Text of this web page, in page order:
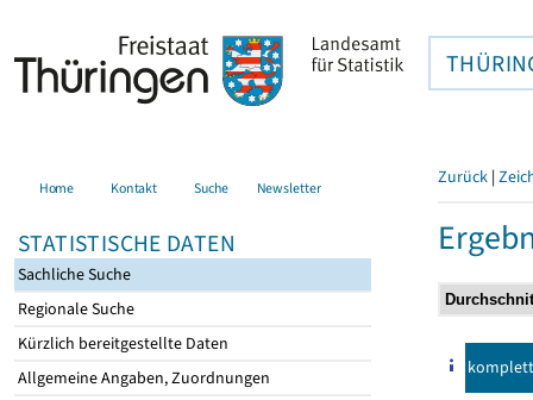
Home Kontakt Suche Newsletter
STATISTISCHE DATEN
Sachliche Suche
Regionale Suche
Kürzlich bereitgestellte Daten
Allgemeine Angaben, Zuordnungen
Zurück |
komplett